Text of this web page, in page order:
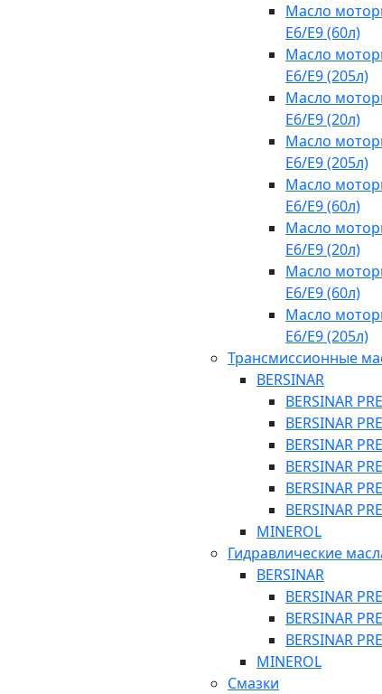
Масло
E6/E9 (60л)
Масло
E6/E9 (205л)
Масло
E6/E9 (20л)
Масло
E6/E9 (205л)
Масло
E6/E9 (60л)
Масло
E6/E9 (20л)
Масло
E6/E9 (60л)
Масло
E6/E9 (205л)
Трансмиссионные
BERSINAR
BERSINAR
BERSINAR
BERSINAR
BERSINAR
BERSINAR
BERSINAR
MINEROL
Гидравлические
BERSINAR
BERSINAR
BERSINAR
BERSINAR
MINEROL
Смазки